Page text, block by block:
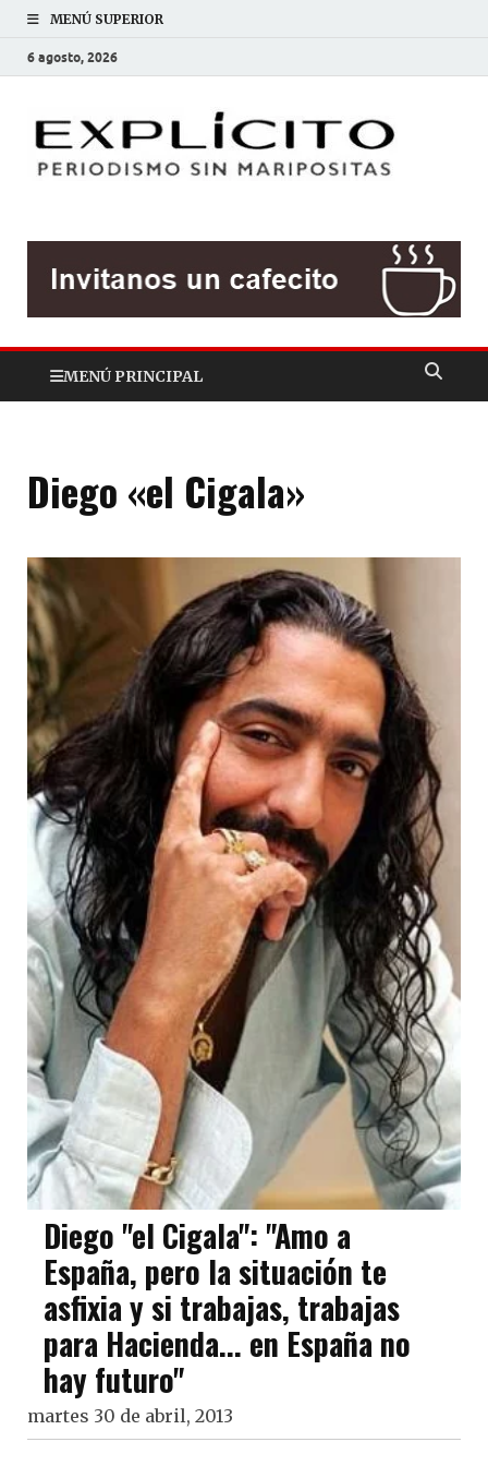
MENÚ SUPERIOR
6 agosto, 2026
MENÚ PRINCIPAL
Diego «el Cigala»
Diego "el Cigala": "Amo a
España, pero la situación te
asfixia y si trabajas, trabajas
para Hacienda... en España no
hay futuro"
martes 30 de abril, 2013